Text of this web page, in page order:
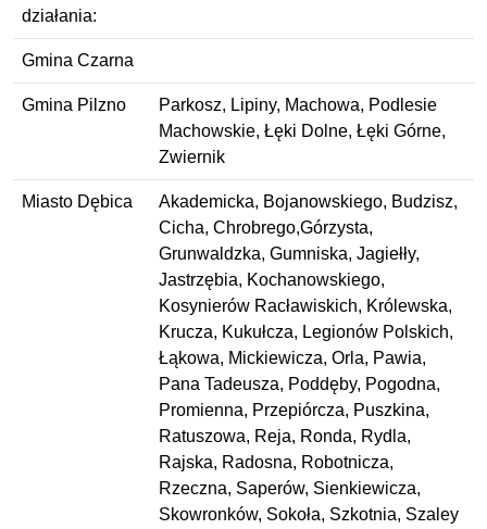
działania:
Gmina Czarna
Gmina Pilzno
Parkosz, Lipiny, Machowa, Podlesie
Machowskie, Łęki Dolne, Łęki Górne,
Zwiernik
Miasto Dębica
Akademicka, Bojanowskiego, Budzisz,
Cicha, Chrobrego,Górzysta,
Grunwaldzka, Gumniska, Jagiełły,
Jastrzębia, Kochanowskiego,
Kosynierów Racławiskich, Królewska,
Krucza, Kukułcza, Legionów Polskich,
Łąkowa, Mickiewicza, Orla, Pawia,
Pana Tadeusza, Poddęby, Pogodna,
Promienna, Przepiórcza, Puszkina,
Ratuszowa, Reja, Ronda, Rydla,
Rajska, Radosna, Robotnicza,
Rzeczna, Saperów, Sienkiewicza,
Skowronków, Sokoła, Szkotnia, Szaley